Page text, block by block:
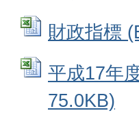
財政指標
平成17年
75.0KB)